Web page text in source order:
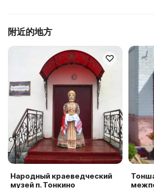
附近的地方
Народный краеведческий
музей п. Тонкино